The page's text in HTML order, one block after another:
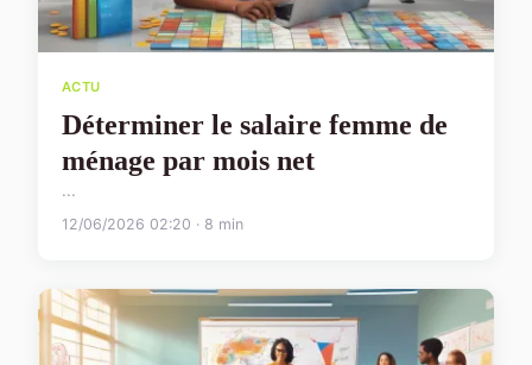
ACTU
Déterminer le salaire femme de
ménage par mois net
...
12/06/2026 02:20 · 8 min